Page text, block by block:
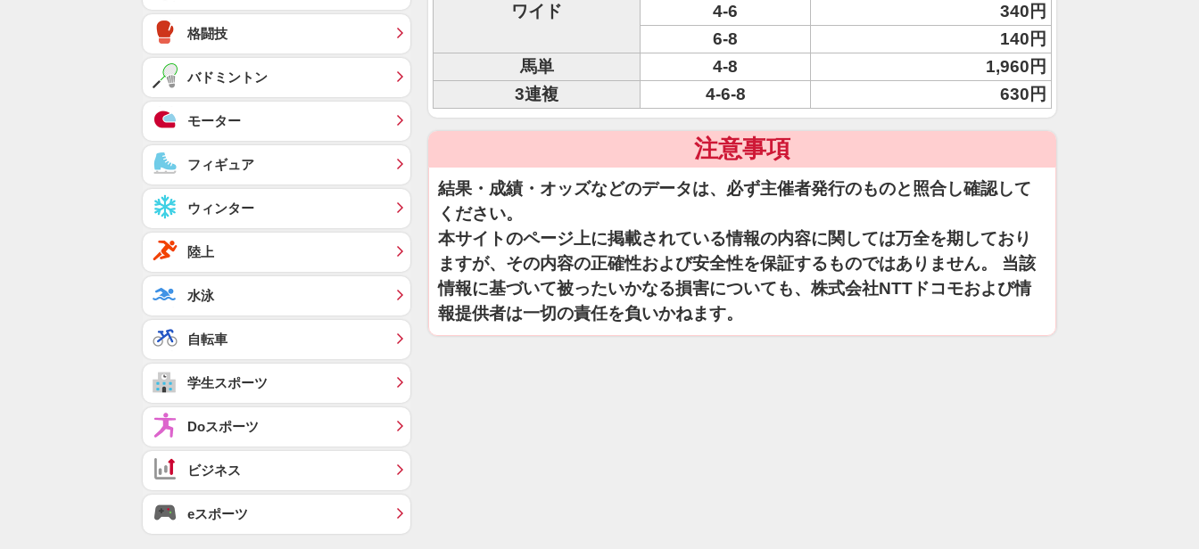
ワイド
4-6
340円
6-8
140円
馬単
4-8
1,960円
3連複
4-6-8 630円
注意事項
結果・成績・オッズなどのデータは、必ず主催者発行のものと照合し確認して
ください。
本サイトのページ上に掲載されている情報の内容に関しては万全を期しており
ますが、その内容の正確性および安全性を保証するものではありません。 当該
情報に基づいて被ったいかなる損害についても、株式会社NTTドコモおよび情
報提供者は一切の責任を負いかねます。
格闘技
バドミントン
モーター
フィギュア
ウィンター
陸上
水泳
自転車
学生スポーツ
Doスポーツ
ビジネス
eスポーツ